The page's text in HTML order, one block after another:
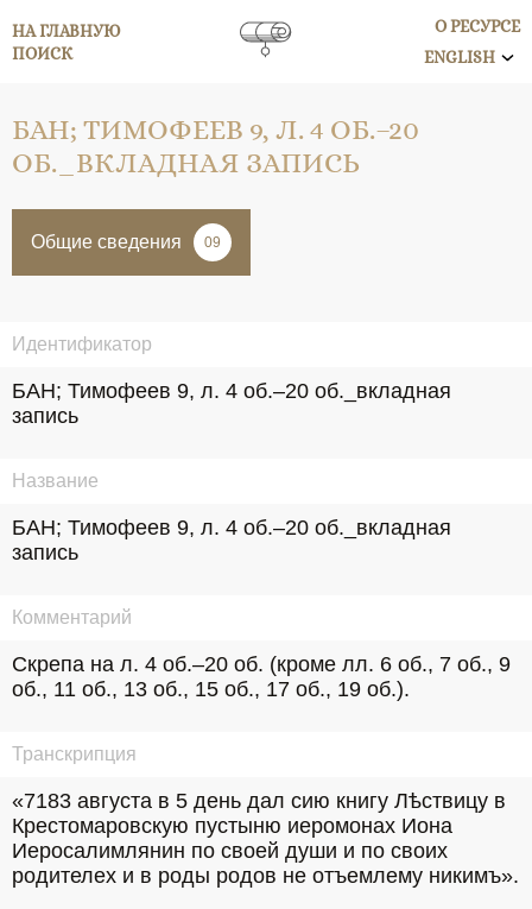
НА ГЛАВНУЮ
ПОИСК
О РЕСУРСЕ
ENGLISH
БАН; ТИМОФЕЕВ 9, Л. 4 ОБ.–20
ОБ._ВКЛАДНАЯ ЗАПИСЬ
Общие сведения 09
Идентификатор
БАН; Тимофеев 9, л. 4 об.–20 об._вкладная
запись
Название
БАН; Тимофеев 9, л. 4 об.–20 об._вкладная
запись
Комментарий
Скрепа на л. 4 об.–20 об. (кроме лл. 6 об., 7 об., 9
об., 11 об., 13 об., 15 об., 17 об., 19 об.).
Транскрипция
«7183 августа в 5 день дал сию книгу Лѣствицу в
Крестомаровскую пустыню иеромонах Иона
Иеросалимлянин по своей души и по своих
родителех и в роды родов не отъемлему никимъ».